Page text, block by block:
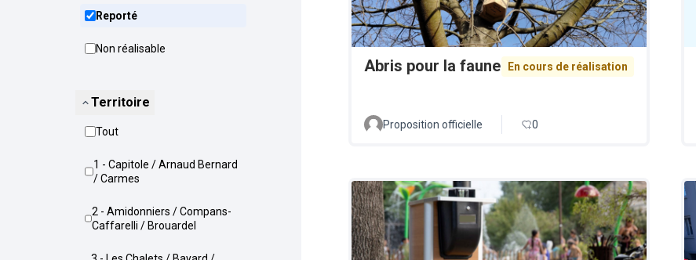
Reporté
Non réalisable
Territoire
Tout
1 - Capitole / Arnaud Bernard
/ Carmes
2 - Amidonniers / Compans-
Caffarelli / Brouardel
Abris pour la faune En cours de réalisation
Proposition officielle 0